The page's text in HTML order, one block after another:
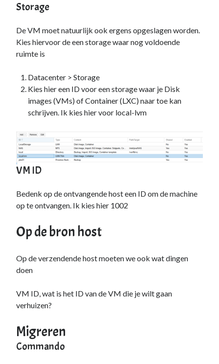
Storage
De VM moet natuurlijk ook ergens opgeslagen worden.
Kies hiervoor de een storage waar nog voldoende
ruimte is
Datacenter > Storage
Kies hier een ID voor een storage waar je Disk
images (VMs) of Container (LXC) naar toe kan
schrijven. Ik kies hier voor local-lvm
VM ID
Bedenk op de ontvangende host een ID om de machine
op te ontvangen. Ik kies hier 1002
Op de bron host
Op de verzendende host moeten we ook wat dingen
doen
VM ID, wat is het ID van de VM die je wilt gaan
verhuizen?
Migreren
Commando